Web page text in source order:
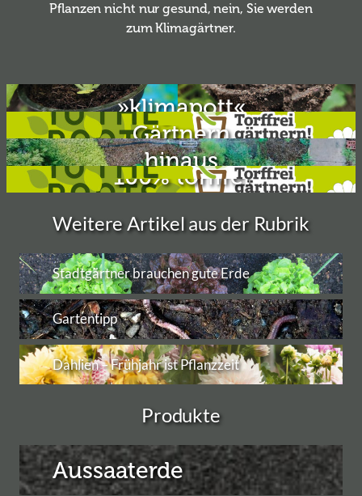
Pflanzen nicht nur gesund, nein, Sie werden
zum Klimagärtner.
Ausgezeichnete Zukunft: Der
»klimapott«
Auf dem Weg zum torffreien
Gärtnern
Der Garten wächst über sich
hinaus
100% torffrei
Weitere Artikel aus der Rubrik
Stadtgärtner brauchen gute Erde
Gartentipp
Dahlien – Frühjahr ist Pflanzzeit
Produkte
Aussaaterde